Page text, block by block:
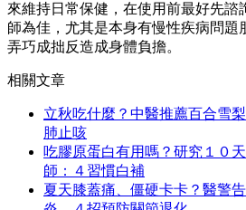
來維持日常保健，在使用前最好先諮
師為佳，尤其是本身有慢性疾病問題
弄巧成拙反造成身體負擔。
相關文章
立秋吃什麼？中醫推薦百合雪
肺止咳
吃膠原蛋白有用嗎？研究１０
師：４習慣白補
夏天膝蓋痛、僵硬卡卡？醫警